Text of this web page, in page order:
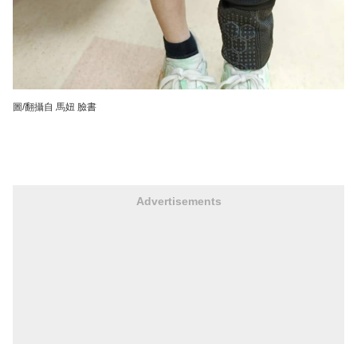
圖/翻攝自 馬妞 臉書
Advertisements